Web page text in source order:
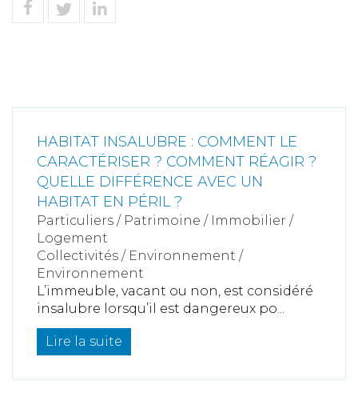
HABITAT INSALUBRE : COMMENT LE
CARACTÉRISER ? COMMENT RÉAGIR ?
QUELLE DIFFÉRENCE AVEC UN
HABITAT EN PÉRIL ?
Particuliers / Patrimoine / Immobilier /
Logement
Collectivités / Environnement /
Environnement
L’immeuble, vacant ou non, est considéré
insalubre lorsqu’il est dangereux po...
Lire la suite